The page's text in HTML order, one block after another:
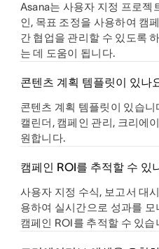
Asana는 사용자 지정 프로젝
인, 목표 조정을 사용하여 캠
간 협업을 관리할 수 있도록
는 데 도움이 됩니다.
콘텐츠 계획 템플릿이 있나
콘텐츠 계획 템플릿이 있습
캘린더, 캠페인 관리, 크리에
원합니다.
캠페인 ROI를 추적할 수 있
사용자 지정 수식, 보고서 대
용하여 실시간으로 성과를
캠페인 ROI를 추적할 수 있습